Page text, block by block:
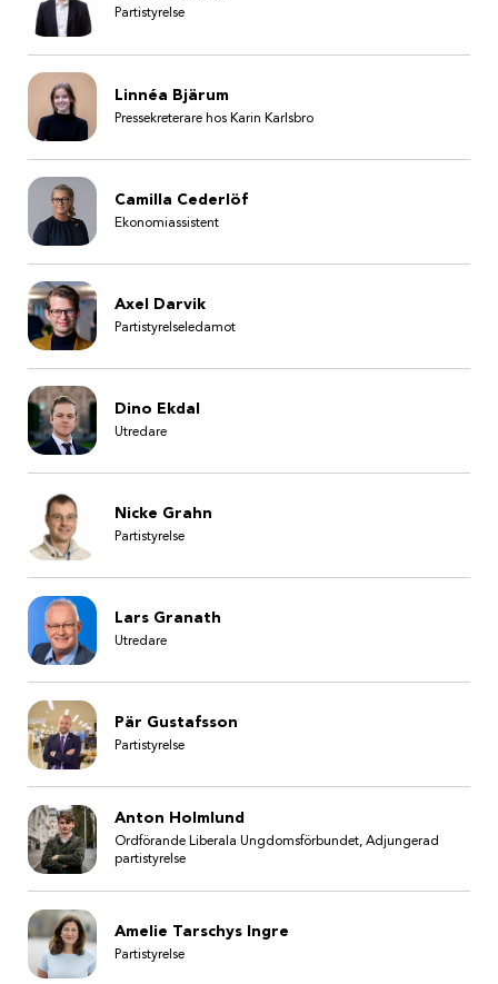
Partistyrelse
Linnéa Bjärum
Pressekreterare hos Karin Karlsbro
Camilla Cederlöf
Ekonomiassistent
Axel Darvik
Partistyrelseledamot
Dino Ekdal
Utredare
Nicke Grahn
Partistyrelse
Lars Granath
Utredare
Pär Gustafsson
Partistyrelse
Anton Holmlund
Ordförande Liberala Ungdomsförbundet, Adjungerad
partistyrelse
Amelie Tarschys Ingre
Partistyrelse